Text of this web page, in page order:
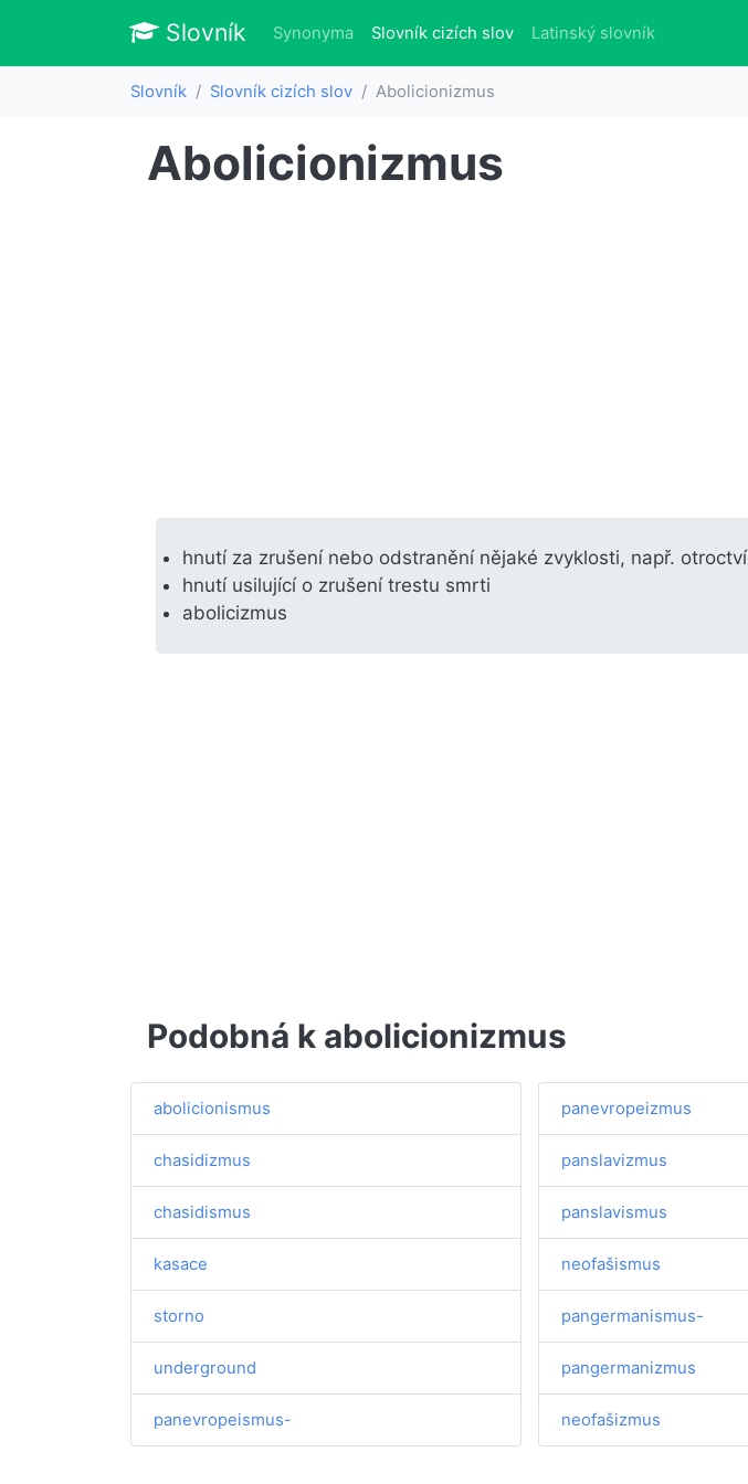
Slovník Slovník
Synonyma Slovník cizích slov(aktuálně)
Latinský slovník
Slovník Slovník cizích slov Abolicionizmus
Abolicionizmus
hnutí za zrušení nebo odstranění nějaké zvyklosti, např. otroctví
hnutí usilující o zrušení trestu smrti
abolicizmus
Podobná k abolicionizmus
abolicionismus
chasidizmus
chasidismus
kasace
storno
underground
panevropeismus-
panevropeizmus
panslavizmus
panslavismus
neofašismus
pangermanismus-
pangermanizmus
neofašizmus